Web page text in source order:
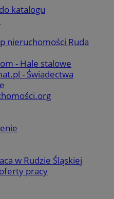
katalogu
nieruchomości Ruda
- Hale stalowe
- Świadectwa
w Rudzie Śląskiej
pracy